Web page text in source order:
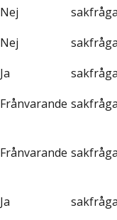
Nej
Nej
Ja
Frånvarande
Frånvarande
Ja